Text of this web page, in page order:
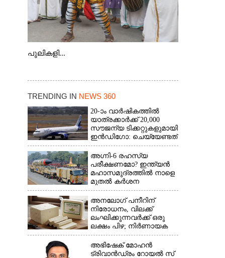
പുലികളി...
TRENDING IN NEWS 360
20-ാം വാർഷികത്തിൽ
യാത്രക്കാർക്ക് 20,000
സൗജന്യ ടിക്കറ്റുകളുമായി
ഇൻഡിഗോ: ചെയ്യേണ്ടത്
ഇത്രമാത്രം
അഗ്നി-6 രഹസ്യ
പരീക്ഷണമോ? ഇന്ത്യൻ
മഹാസമുദ്രത്തിൽ നാളെ
മുതൽ കർശന
നിയന്ത്രണം,വ്യോമ-
സമുദ്ര പാതകൾ
അടയ്ക്കും
അനലോഗ് പനീറിന്
നിരോധനം, വിലക്ക്
ലംഘിക്കുന്നവർക്ക് ഒരു
ലക്ഷം പിഴ; നിർണായക
തീരുമാനമെടുത്ത്
മഹാരാഷ്ട്ര
അഭിഷേക് മോഹൻ
ട്രിവാൻഡ്രം റോയൽ സ്